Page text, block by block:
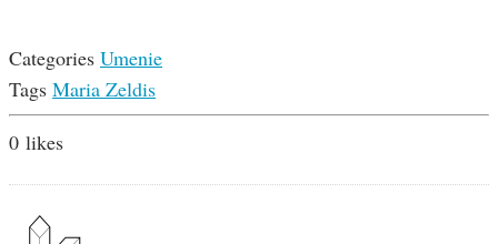
Categories Umenie
Tags Maria Zeldis
0 likes